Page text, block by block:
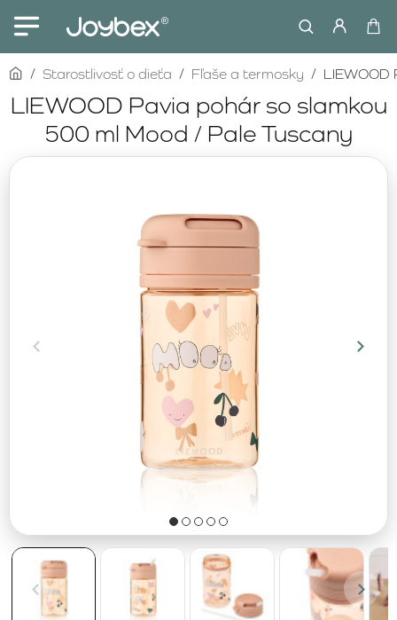
LIEWOOD Pavia pohár so slamkou
500 ml Mood / Pale Tuscany
homeStarostlivosť o dieťa Fľaše a termosky LIEWOOD